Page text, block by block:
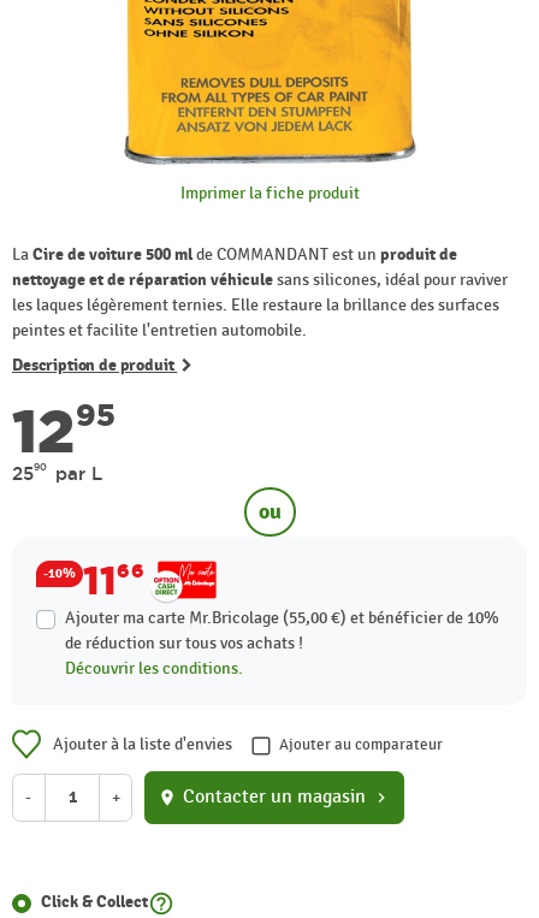
Imprimer la fiche produit
LaCire de voiture 500 mlde COMMANDANT est un produit de
nettoyage et de réparation véhiculesans silicones, idéal pour raviver
les laques légèrement ternies. Elle restaure la brillance des surfaces
peintes et facilite l'entretien automobile.
Description de produit
1295
2590 par L
ou
-10% 1166
Ajouter ma carte Mr.Bricolage (55,00 €) et bénéficier de 10%
de réduction sur tous vos achats !
Découvrir les conditions.
Ajouter à la liste d'envies Ajouter au comparateur
- + location_on Contacter un magasin chevron_right
Click & Collecthelp_outline